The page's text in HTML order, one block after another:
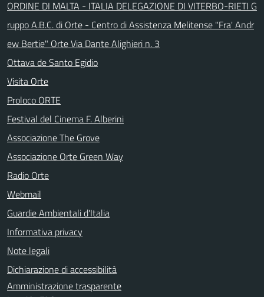
ORDINE DI MALTA - ITALIA DELEGAZIONE DI VITERBO-RIETI G
ruppo A.B.C. di Orte - Centro di Assistenza Melitense "Fra' Andr
ew Bertie" Orte Via Dante Alighieri n. 3
Ottava de Santo Egidio
Visita Orte
Proloco ORTE
Festival del Cinema F. Alberini
Associazione The Grove
Associazione Orte Green Way
Radio Orte
Webmail
Guardie Ambientali d'Italia
Informativa privacy
Note legali
Dichiarazione di accessibilità
Amministrazione trasparente